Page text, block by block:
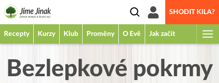
SHODIT KILA?
Recepty Kurzy Klub Proměny O Evě Jak začít
Bezlepkové pokrmy